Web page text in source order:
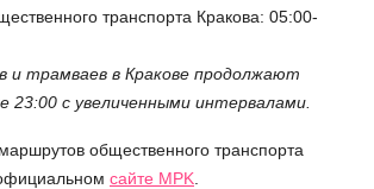
транспорта Кракова: 05:00-
и трамваев в Кракове продолжают
23:00 с увеличенными интервалами.
общественного транспорта
сайте MPK